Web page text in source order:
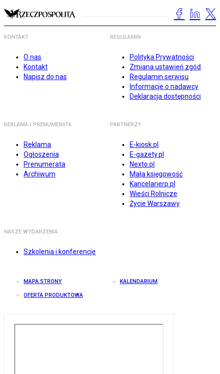
KONTAKT
O nas
Kontakt
Napisz do nas
REGULAMIN
Polityka Prywatności
Zmiana ustawień zgód
Regulamin serwisu
Informacje o nadawcy
Deklaracja dostępności
REKLAMA I PRENUMERATA
Reklama
Ogłoszenia
Prenumerata
Archiwum
PARTNERZY
E-kiosk.pl
E-gazety.pl
Nexto.pl
Mała księgowość
Kancelarierp.pl
Wieści Rolnicze
Życie Warszawy
NASZE WYDARZENIA
Szkolenia i konferencje
MAPA STRONY KALENDARIUM
OFERTA PRODUKTOWA